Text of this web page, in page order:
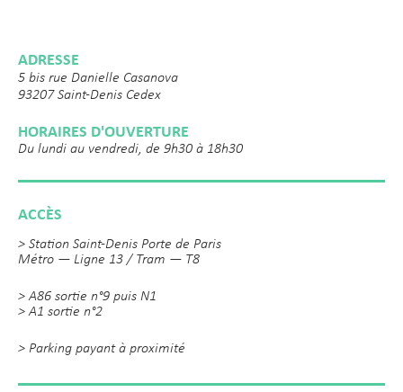
ADRESSE
5 bis rue Danielle Casanova
93207 Saint-Denis Cedex
HORAIRES D'OUVERTURE
Du lundi au vendredi, de 9h30 à 18h30
ACCÈS
> Station Saint-Denis Porte de Paris
Métro — Ligne 13 / Tram — T8
> A86 sortie n°9 puis N1
> A1 sortie n°2
> Parking payant à proximité